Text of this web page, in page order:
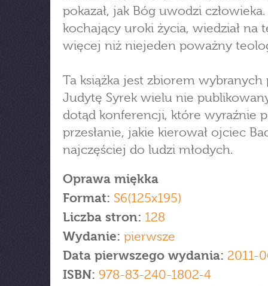
pokazał, jak Bóg uwodzi
kochający uroki życia, wiedział na
więcej niż niejeden poważny
Ta książka jest zbiorem wybranych
Judytę Syrek wielu nie
dotąd konferencji, które wyraźnie
przesłanie, jakie kierował ojciec
najczęściej do ludzi młodych.
Oprawa miękka
Format: S6(125x195)
Liczba stron: 128
Wydanie: pierwsze
Data pierwszego wydania: 2011-
ISBN: 978-83-240-1802-4